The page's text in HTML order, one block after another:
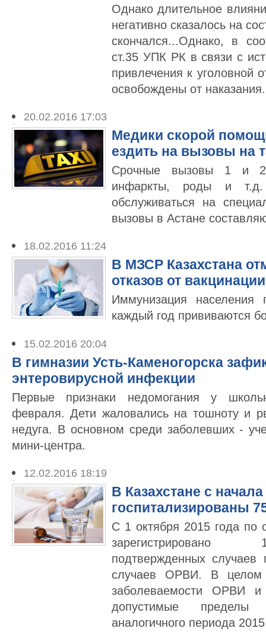
Однако длительное
негативно сказалось на
скончался...Однако, в
ст.35 УПК РК в связи с
привлечения к уголовной
освобождены от наказания.
20.02.2016 17:03
Медики скорой
ездить на вызовы на
Срочные вызовы 1 и
инфаркты, роды и
обслуживаться на
вызовы в Астане
18.02.2016 11:24
В МЗСР Казахстана
отказов от вакцинации
Иммунизация населения
каждый год прививаются
15.02.2016 20:04
В гимназии Усть-Каменогорска
энтеровирусной инфекции
Первые признаки недомогания у
февраля. Дети жаловались на тошноту и
недуга. В основном среди заболевших -
мини-центра.
12.02.2016 18:19
В Казахстане с
госпитализированы
С 1 октября 2015 года по
подтвержденных
случаев ОРВИ. В целом
заболеваемости ОРВИ
допустимые
аналогичного периода